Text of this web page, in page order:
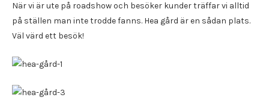
När vi är ute på roadshow och besöker kunder träffar vi alltid
på ställen man inte trodde fanns. Hea gård är en sådan plats.
Väl värd ett besök!